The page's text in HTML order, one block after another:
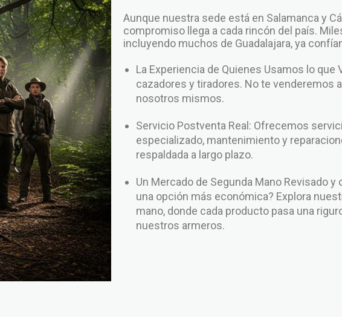
Aunque nuestra sede está en Salamanca y
compromiso llega a cada rincón del país.
incluyendo muchos de Guadalajara, ya
La Experiencia de Quienes Usamos lo que
cazadores y tiradores. No te venderemos
nosotros mismos.
Servicio Postventa Real: Ofrecemos
especializado, mantenimiento y
respaldada a largo plazo.
Un Mercado de Segunda Mano Revisado y
una opción más económica? Explora
mano, donde cada producto pasa una
nuestros armeros.